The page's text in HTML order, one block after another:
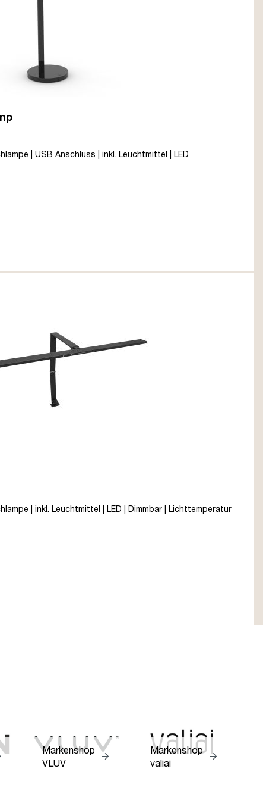
| USB Anschluss | inkl. Leuchtmittel | LED
| inkl. Leuchtmittel | LED | Dimmbar | Lichttemperatur
Markenshop
VLUV
Markenshop
valiai